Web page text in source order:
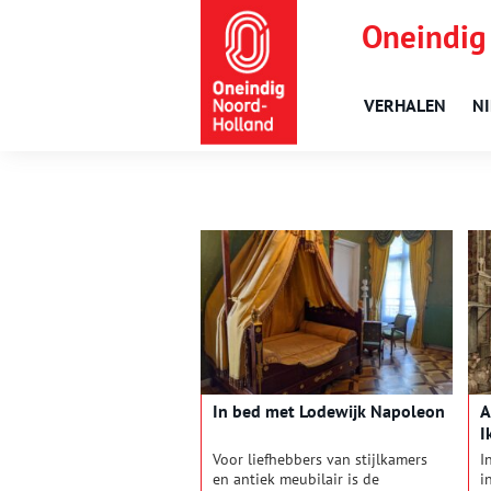
VERHALEN
In bed met Lodewijk Napoleon
Voor liefhebbers van stijlkamers
en antiek meubilair is de